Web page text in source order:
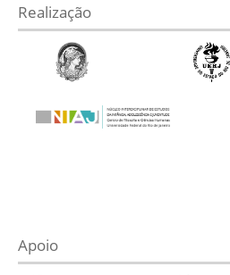
Realização
Apoio